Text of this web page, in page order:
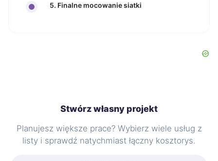
5. Finalne mocowanie siatki
Stwórz własny projekt
Planujesz większe prace? Wybierz wiele usług z
listy i sprawdź natychmiast łączny kosztorys.